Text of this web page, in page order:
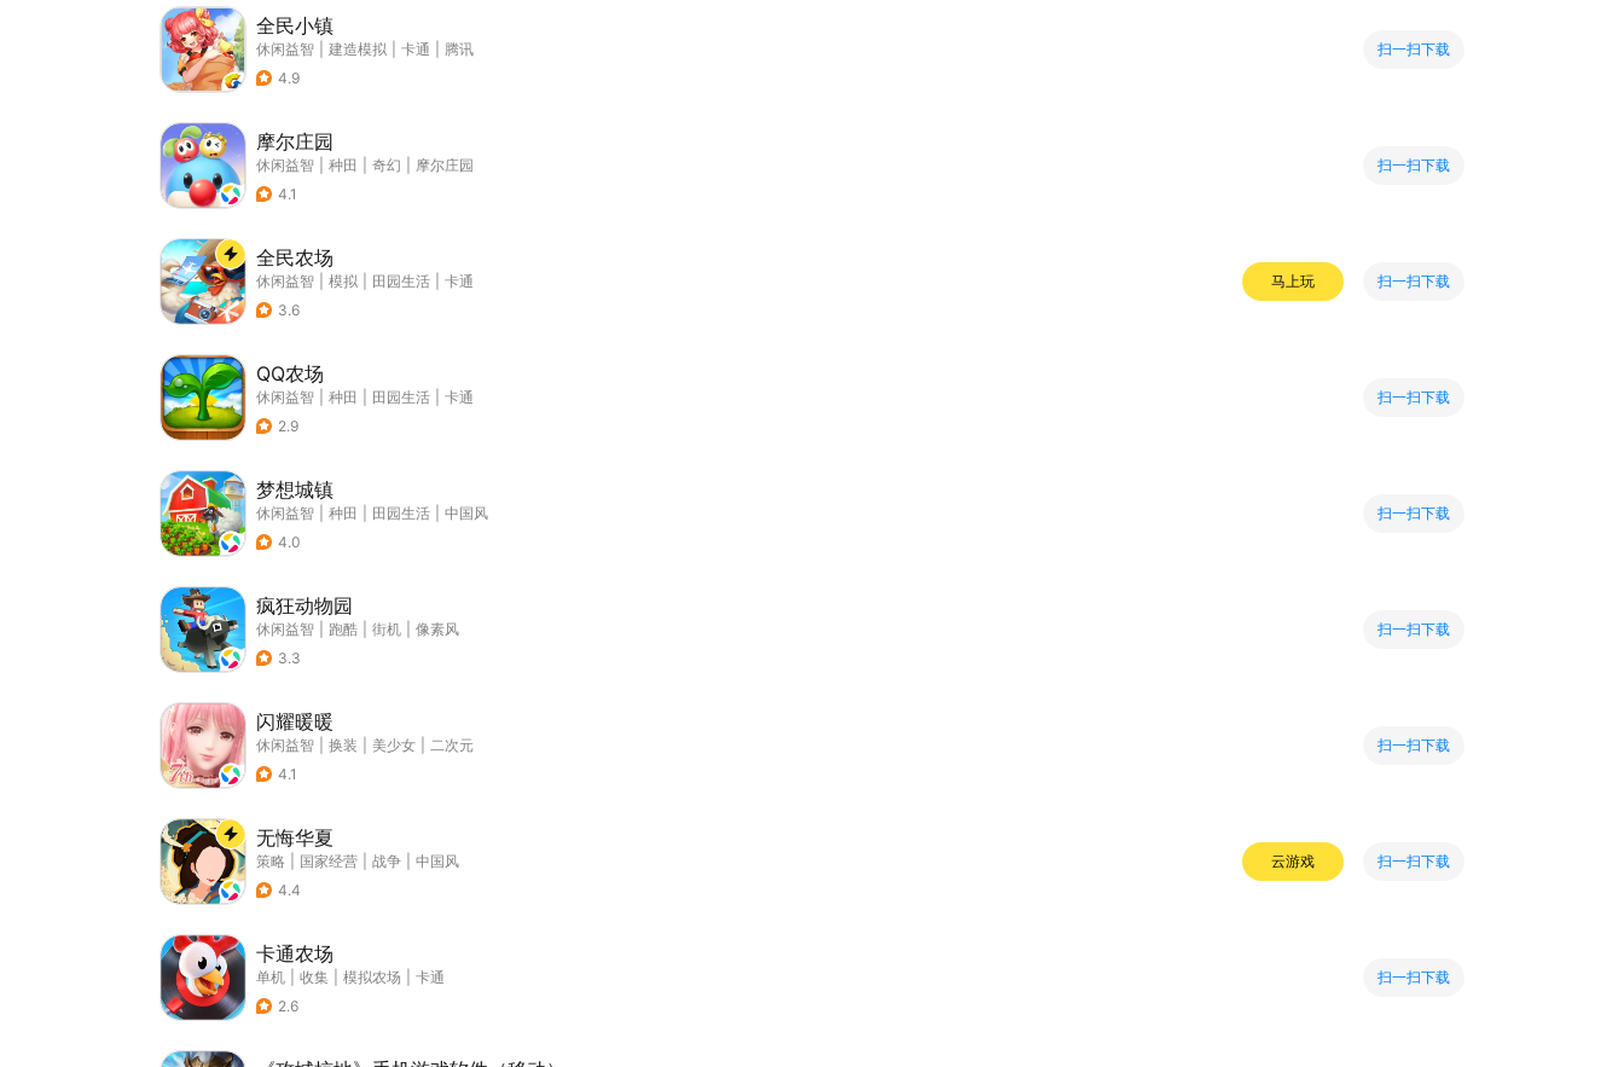
全民小镇
休闲益智 建造模拟 卡通
腾讯
4.9
扫一扫下载
摩尔庄园
休闲益智 种田 奇幻
摩尔庄园
4.1
扫一扫下载
全民农场
休闲益智 模拟 田园生活
卡通
3.6
马上玩 扫一扫下载
QQ农场
休闲益智 种田 田园生活
卡通
2.9
扫一扫下载
梦想城镇
休闲益智 种田 田园生活
中国风
4.0
扫一扫下载
疯狂动物园
休闲益智 跑酷 街机
像素风
3.3
扫一扫下载
闪耀暖暖
休闲益智 换装 美少女
二次元
4.1
扫一扫下载
无悔华夏
策略 国家经营 战争
中国风
4.4
云游戏 扫一扫下载
卡通农场
单机 收集 模拟农场
卡通
2.6
扫一扫下载